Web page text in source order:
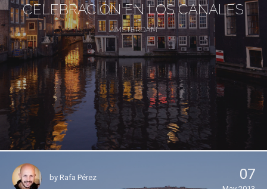
CELEBRACIÓN EN LOS CANALES
ÁMSTERDAM
by Rafa Pérez 07